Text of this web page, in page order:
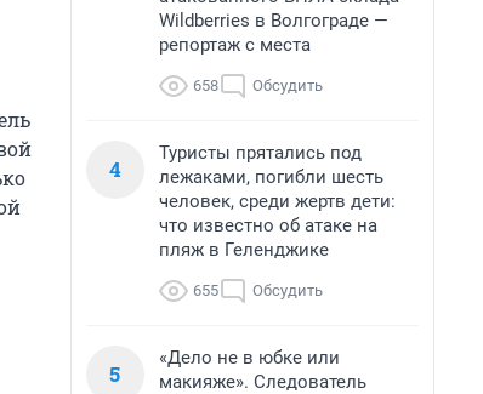
Wildberries в Волгограде —
репортаж с места
658 Обсудить
4
Туристы прятались под
лежаками, погибли шесть
человек, среди жертв дети:
что известно об атаке на
пляж в Геленджике
655 Обсудить
5
«Дело не в юбке или
макияже». Следователь